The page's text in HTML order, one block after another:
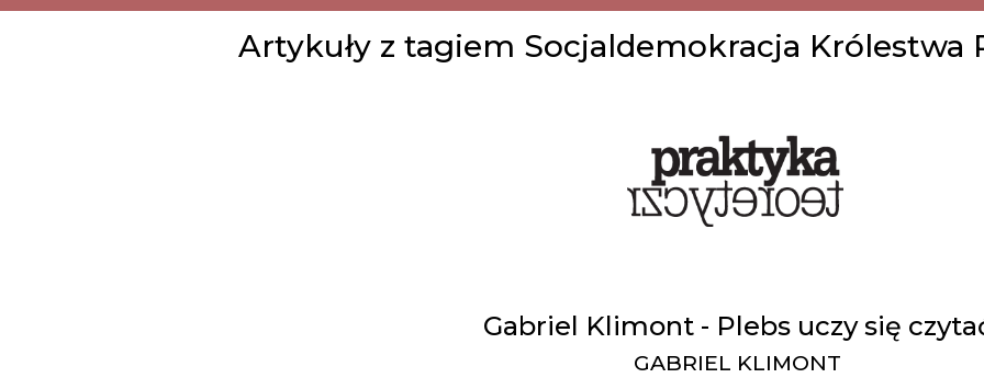
Artykuły z tagiem Socjaldemokracja Królestwa
Gabriel Klimont - Plebs uczy się
GABRIEL KLIMONT